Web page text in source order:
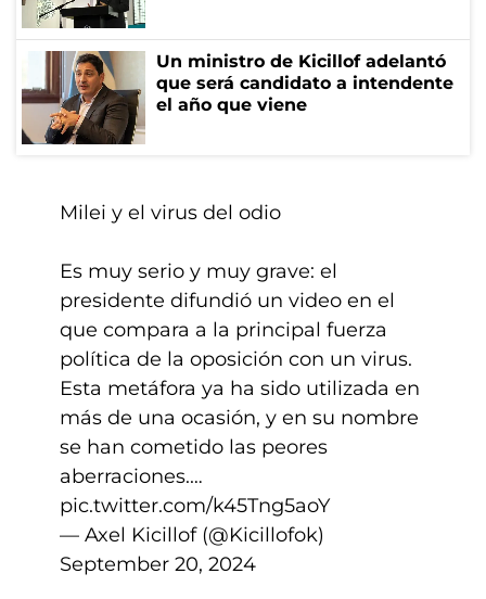
Un ministro de Kicillof adelantó
que será candidato a intendente
el año que viene
Milei y el virus del odio
Es muy serio y muy grave: el
presidente difundió un video en el
que compara a la principal fuerza
política de la oposición con un virus.
Esta metáfora ya ha sido utilizada en
más de una ocasión, y en su nombre
se han cometido las peores
aberraciones.…
pic.twitter.com/k45Tng5aoY
— Axel Kicillof (@Kicillofok)
September 20, 2024